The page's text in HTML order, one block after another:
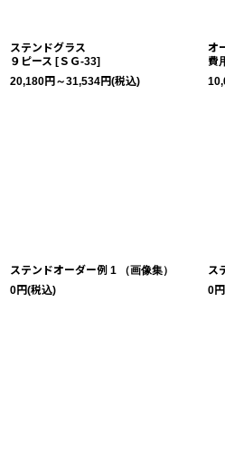
ステンドグラス
９ピース [ＳＧ-33]
20,180円 ～31,534円(税込)
オ
費
ステンドオーダー例 1 （画像集）
0円(税込)
ス
0円